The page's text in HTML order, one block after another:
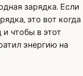
зарядка. Если
это вот когда
чтобы в этот
энергию на